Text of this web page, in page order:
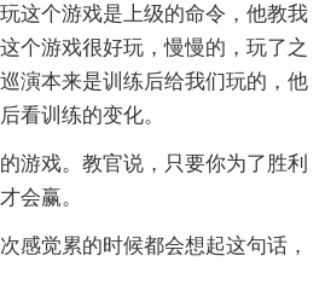
这个游戏是上级的命令，他教我
个游戏很好玩，慢慢的，玩了之
演本来是训练后给我们玩的，他
看训练的变化。
游戏。教官说，只要你为了胜利
会赢。
感觉累的时候都会想起这句话，